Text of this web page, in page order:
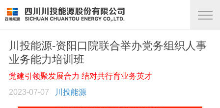
川投能源-资阳口院联合举办党务组织人事
业务能力培训班
党建引领聚发展合力 结对共行育业务英才
2023-07-07
川投能源